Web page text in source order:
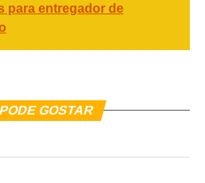
para entregador de
GOSTAR